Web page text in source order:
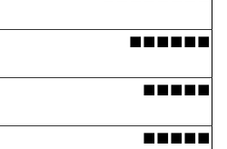
■■■■■■
■■■■■
■■■■■